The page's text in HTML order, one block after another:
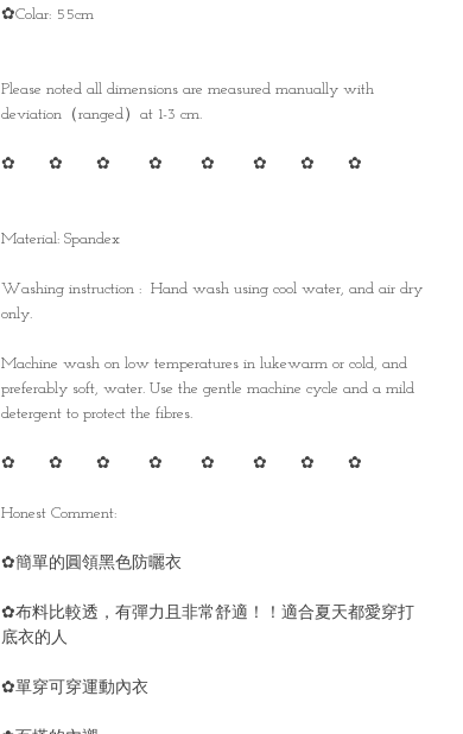
✿Colar: 55cm
Please noted all dimensions are measured manually with
deviation（ranged）at 1-3 cm.
✿ ✿ ✿ ✿ ✿ ✿ ✿ ✿
Material: Spandex
Washing instruction : Hand wash using cool water, and air dry
only.
Machine wash on low temperatures in lukewarm or cold, and
preferably soft, water. Use the gentle machine cycle and a mild
detergent to protect the fibres.
✿ ✿ ✿ ✿ ✿ ✿ ✿ ✿
Honest Comment:
✿簡單的圓領黑色防曬衣
✿布料比較透，有彈力且非常舒適！！適合夏天都愛穿打
底衣的人
✿單穿可穿運動內衣